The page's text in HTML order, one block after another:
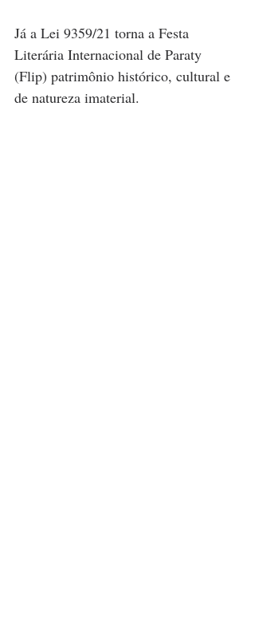
Já a Lei 9359/21 torna a Festa
Literária Internacional de Paraty
(Flip) patrimônio histórico, cultural e
de natureza imaterial.